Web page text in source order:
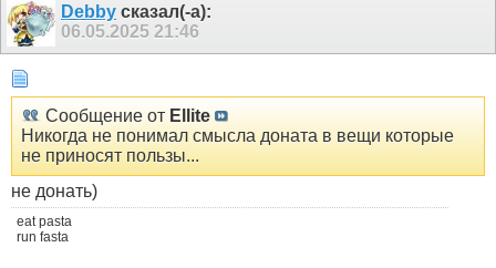
Debby сказал(-а):
06.05.2025 21:46
Сообщение от Ellite
Никогда не понимал смысла доната в вещи которые
не приносят пользы...
не донать)
eat pasta
run fasta